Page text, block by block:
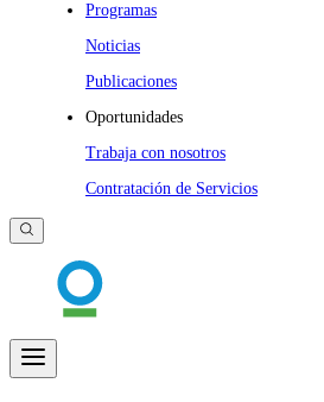
Programas
Noticias
Publicaciones
Oportunidades
Trabaja con nosotros
Contratación de Servicios